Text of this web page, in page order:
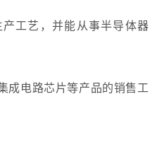
工艺，并能从事半导体器
电路芯片等产品的销售工